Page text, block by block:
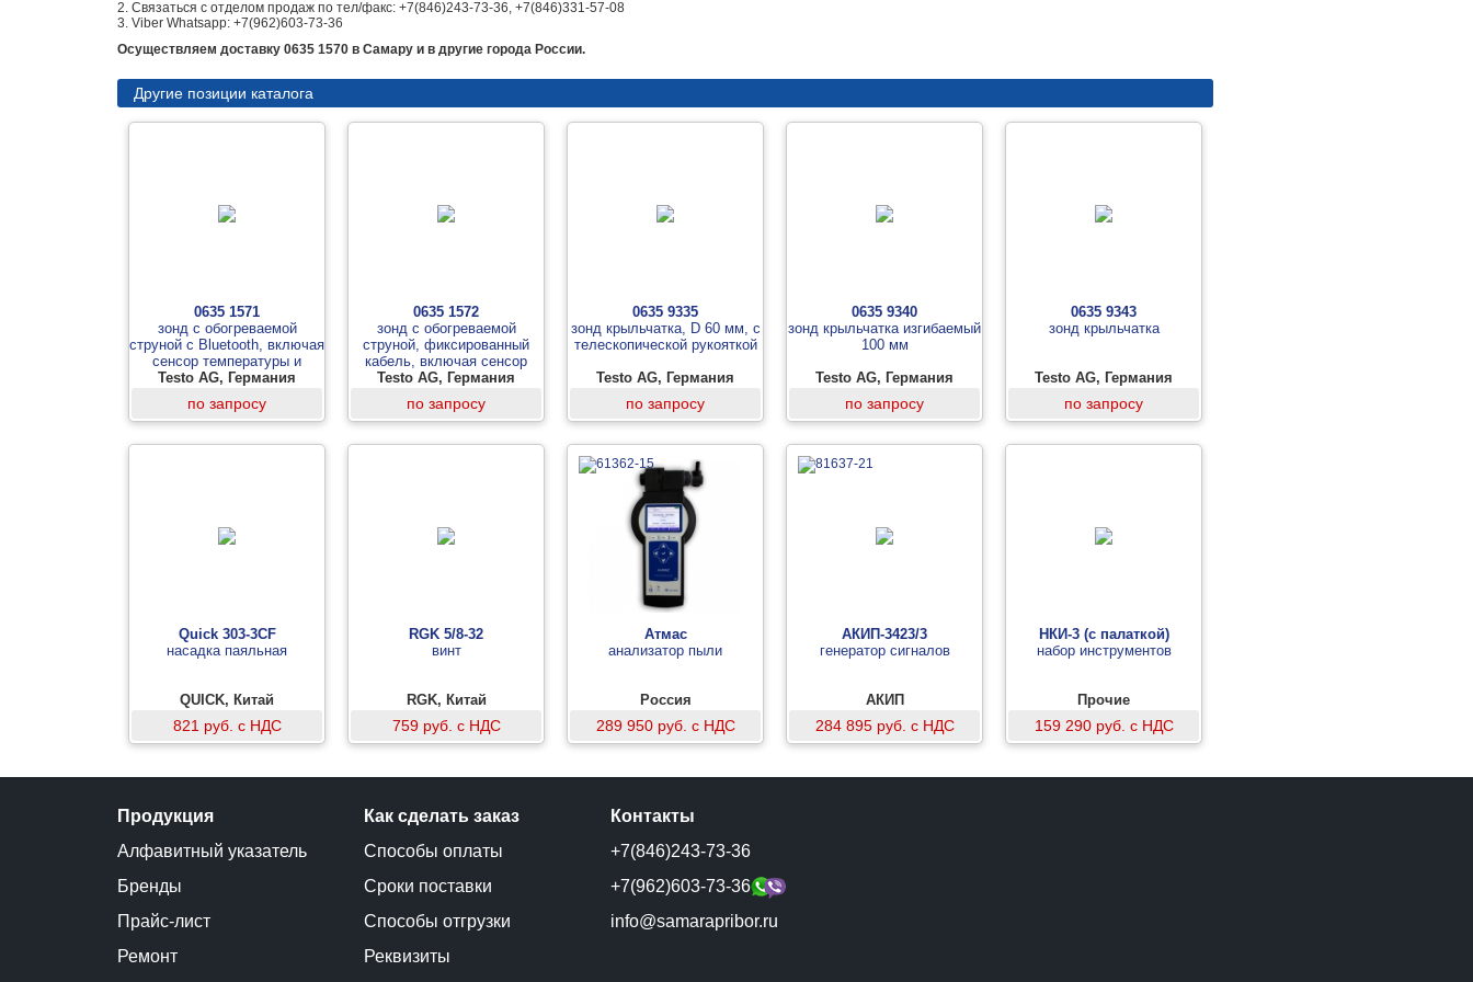
2. Связаться с отделом продаж по тел/факс: +7(846)243-73-36, +7(846)331-57-08
3. Viber Whatsapp: +7(962)603-73-36
Осуществляем доставку 0635 1570 в Самару и в другие города России.
Другие позиции каталога
0635 1571
зонд с обогреваемой
струной с Bluetooth, включая
сенсор температуры и
влажности
Testo AG, Германия
по запросу
0635 1572
зонд с обогреваемой
струной, фиксированный
кабель, включая сенсор
температуры и влажности
Testo AG, Германия
по запросу
0635 9335
зонд крыльчатка, D 60 мм, с
телескопической рукояткой
Testo AG, Германия
по запросу
0635 9340
зонд крыльчатка изгибаемый
100 мм
Testo AG, Германия
по запросу
0635 9343
зонд крыльчатка
Testo AG, Германия
по запросу
Quick 303-3CF
насадка паяльная
QUICK, Китай
821 руб. с НДС
RGK 5/8-32
винт
RGK, Китай
759 руб. с НДС
Атмас
анализатор пыли
Россия
289 950 руб. с НДС
АКИП-3423/3
генератор сигналов
АКИП
284 895 руб. с НДС
НКИ-3 (с палаткой)
набор инструментов
Прочие
159 290 руб. с НДС
Продукция
Алфавитный указатель
Бренды
Прайс-лист
Ремонт
Как сделать заказ
Способы оплаты
Сроки поставки
Способы отгрузки
Реквизиты
Контакты
+7(846)243-73-36
+7(962)603-73-36
info@samarapribor.ru